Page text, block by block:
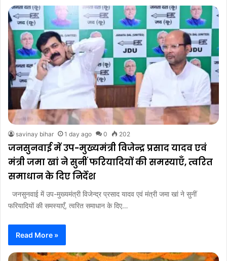
savinay bihar 1 day ago 0 202
जनसुनवाई में उप-मुख्यमंत्री विजेन्द्र प्रसाद यादव एवं
मंत्री जमा खां ने सुनीं फरियादियों की समस्याएँ, त्वरित
समाधान के दिए निर्देश
जनसुनवाई में उप-मुख्यमंत्री विजेन्द्र प्रसाद यादव एवं मंत्री जमा खां ने सुनीं
फरियादियों की समस्याएँ, त्वरित समाधान के दिए…
Read More »